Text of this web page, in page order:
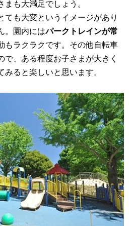
も大満足でしょう。
ても大変というイメージがあり
。園内にはパークトレインが常
もラクラクです。その他自転車
で、ある程度お子さまが大きく
ると楽しいと思います。